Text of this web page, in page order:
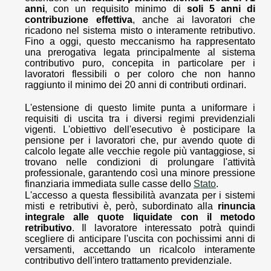
anni, con un requisito minimo di soli 5 anni di
contribuzione effettiva, anche ai lavoratori che
ricadono nel sistema misto o interamente retributivo.
Fino a oggi, questo meccanismo ha rappresentato
una prerogativa legata principalmente al sistema
contributivo puro, concepita in particolare per i
lavoratori flessibili o per coloro che non hanno
raggiunto il minimo dei 20 anni di contributi ordinari.
L'estensione di questo limite punta a uniformare i
requisiti di uscita tra i diversi regimi previdenziali
vigenti. L'obiettivo dell'esecutivo è posticipare la
pensione per i lavoratori che, pur avendo quote di
calcolo legate alle vecchie regole più vantaggiose, si
trovano nelle condizioni di prolungare l'attività
professionale, garantendo così una minore pressione
finanziaria immediata sulle casse dello Stato.
L'accesso a questa flessibilità avanzata per i sistemi
misti e retributivi è, però, subordinato alla rinuncia
integrale alle quote liquidate con il metodo
retributivo. Il lavoratore interessato potrà quindi
scegliere di anticipare l'uscita con pochissimi anni di
versamenti, accettando un ricalcolo interamente
contributivo dell'intero trattamento previdenziale.